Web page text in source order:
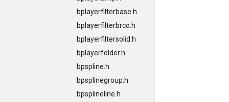
bplayerfilterbase.h
bplayerfilterbrco.h
bplayerfiltersolid.h
bplayerfolder.h
bpspline.h
bpsplinegroup.h
bpsplineline.h